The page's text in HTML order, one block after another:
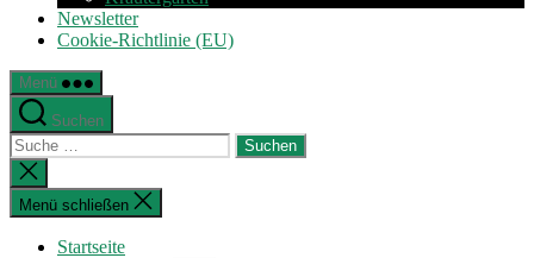
Newsletter
Cookie-Richtlinie (EU)
Menü
Suchen
Suche
nach:
Suche
schließen
Menü schließen
Startseite